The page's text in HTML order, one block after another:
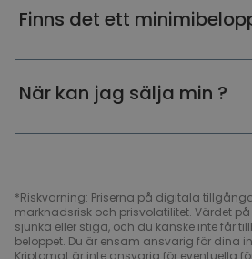
Finns det ett
När kan jag sälja min ?
*Riskvarning: Priserna på digitala
marknadsrisk och prisvolatilitet. Värdet
sjunka eller stiga, och du kanske inte får
beloppet. Du är ensam ansvarig för dina